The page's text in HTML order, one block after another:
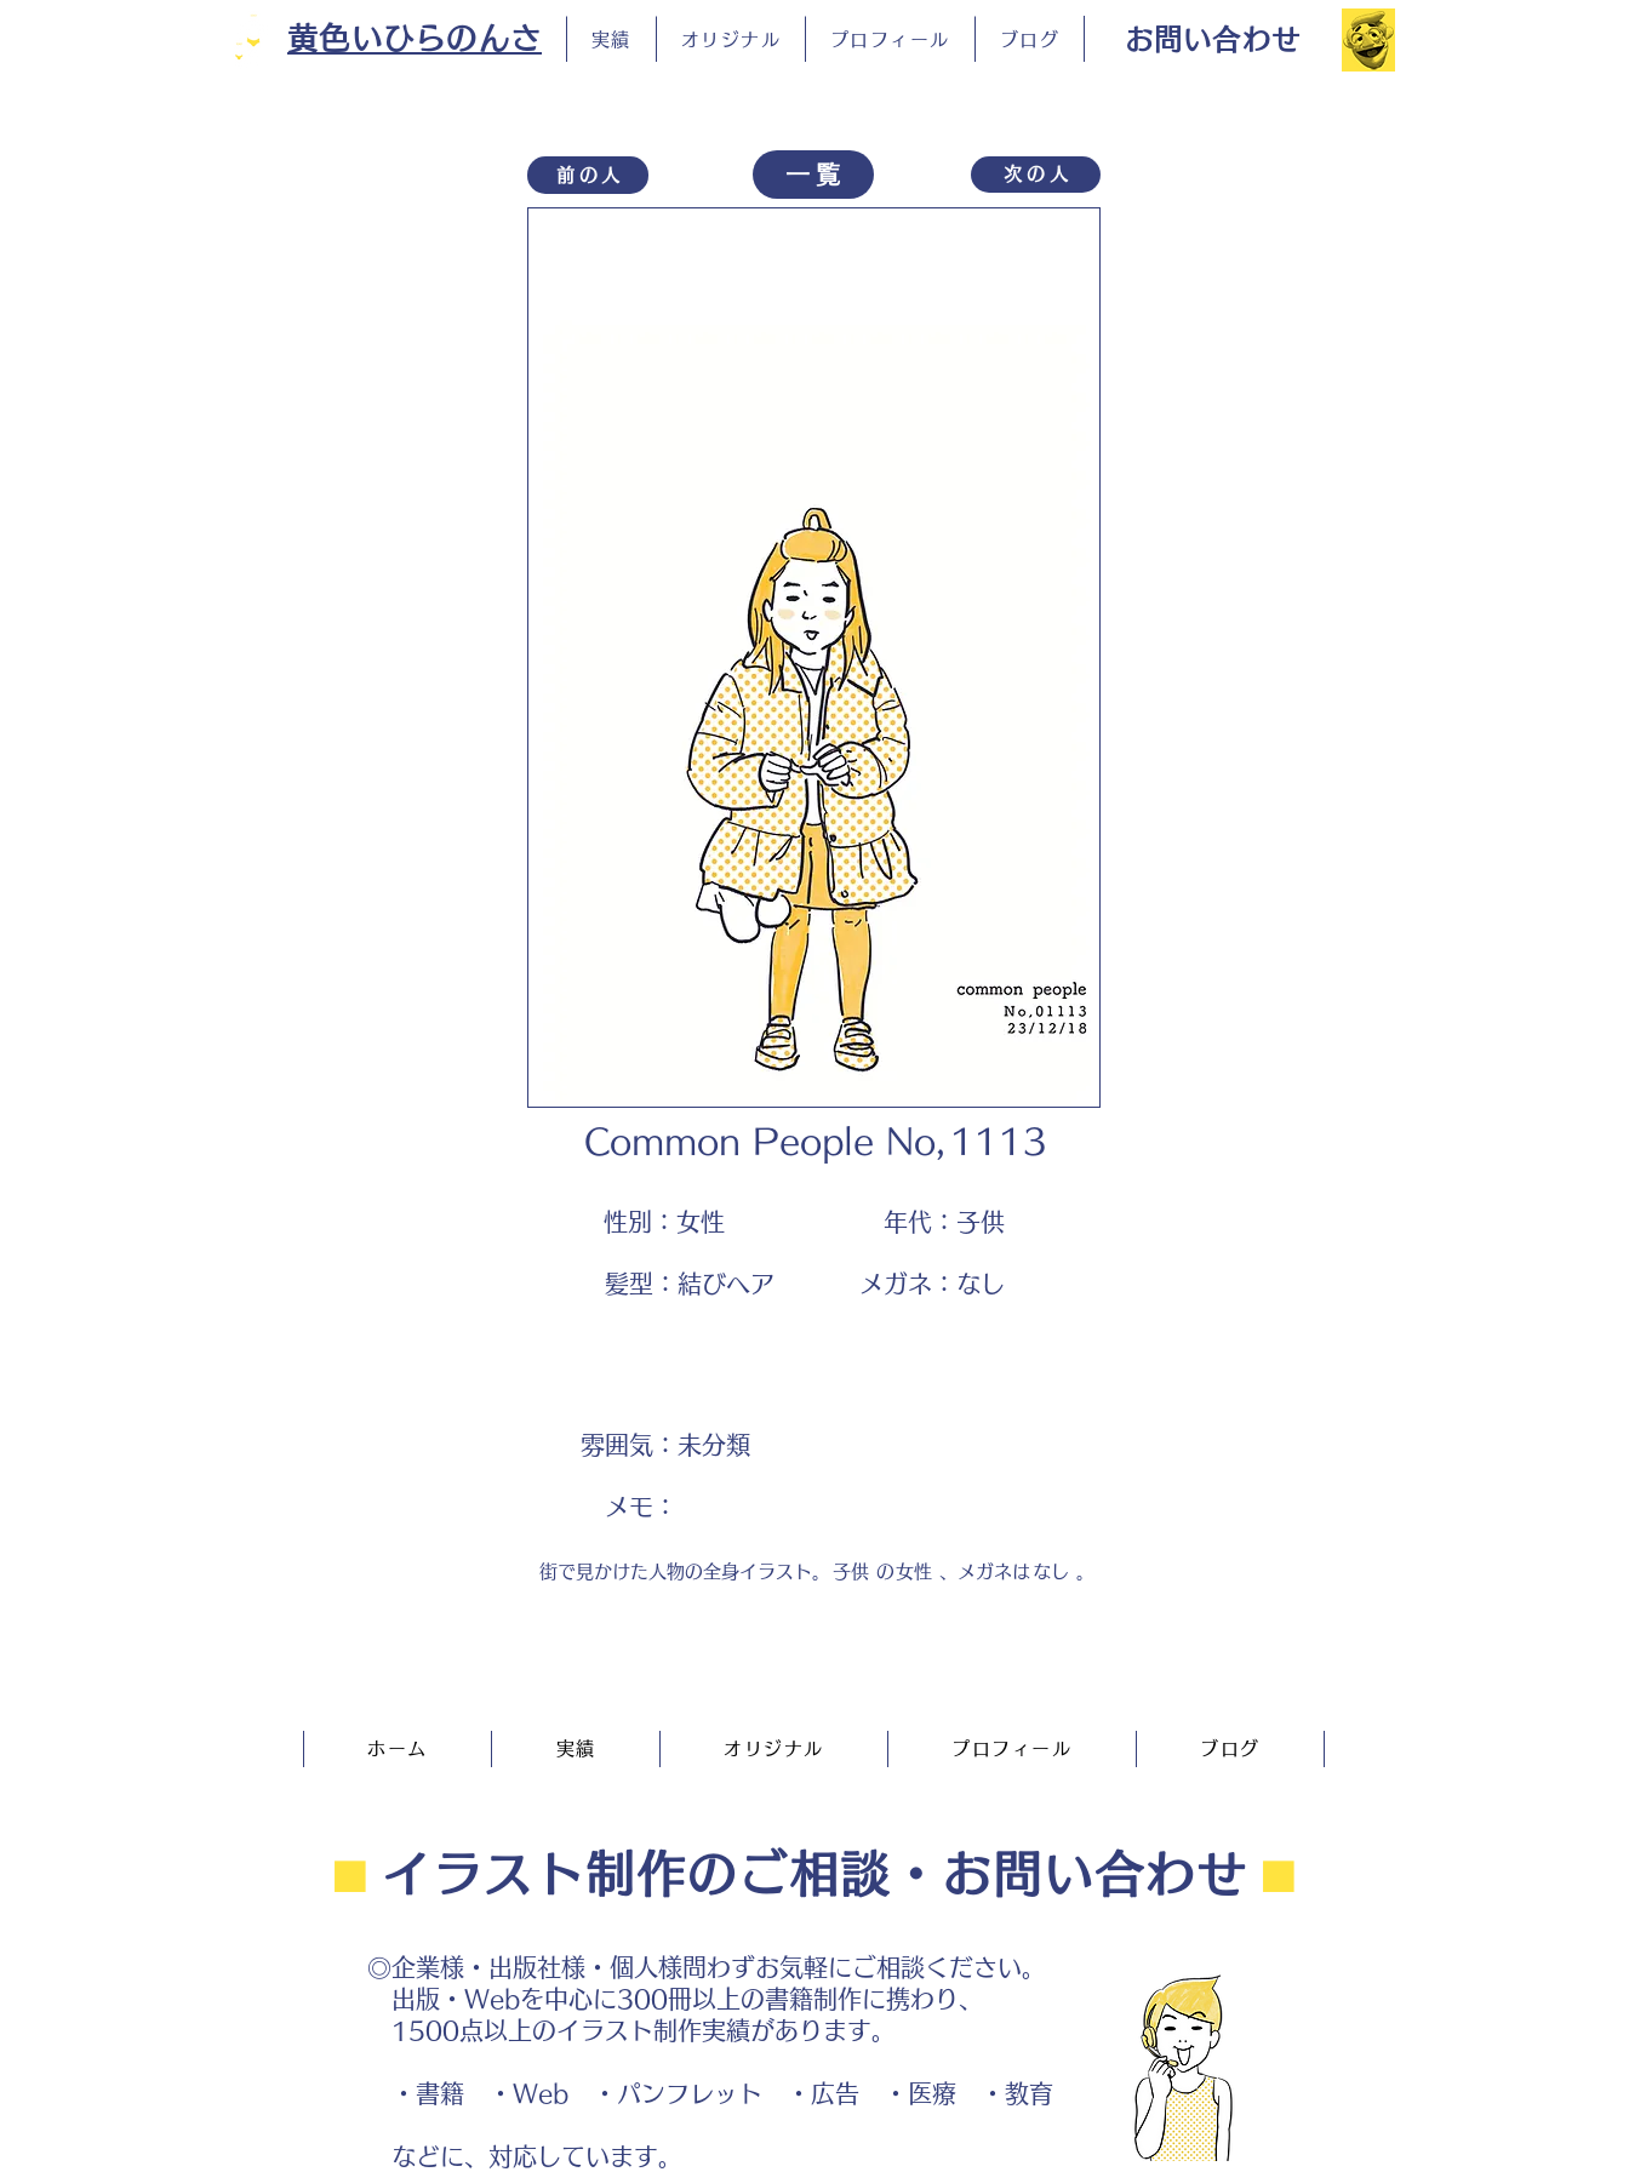
黄色いひらのんさ 実績 オリジナル プロフィール ブログ お問い合わせ
前の人 一覧 次の人
Common People No, 1113
性別： 女性
髪型： 結びヘア
年代： 子供
メガネ： なし
雰囲気： 未分類
​メモ：
街で見かけた人物の全身イラスト。 子供 の女性 、メガネは なし 。
ホーム 実績 オリジナル プロフィール ブログ
⬛︎ イラスト制作のご相談・お問い合わせ ⬛︎
◎企業様・出版社様・個人様問わずお気軽にご相談ください。
出版・Webを中心に300冊以上の書籍制作に携わり、
1500点以上のイラスト制作実績があります。
・書籍 ・Web ・パンフレット ・広告 ・医療 ・教育
などに、対応しています。